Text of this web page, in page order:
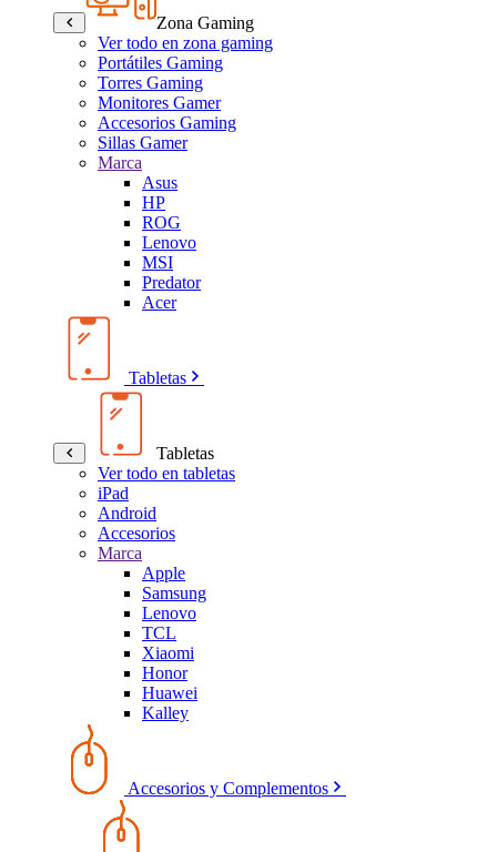
Zona Gaming
Ver todo en zona gaming
Portátiles Gaming
Torres Gaming
Monitores Gamer
Accesorios Gaming
Sillas Gamer
Marca
Asus
HP
ROG
Lenovo
MSI
Predator
Acer
Tabletas
Tabletas
Ver todo en tabletas
iPad
Android
Accesorios
Marca
Apple
Samsung
Lenovo
TCL
Xiaomi
Honor
Huawei
Kalley
Accesorios y Complementos